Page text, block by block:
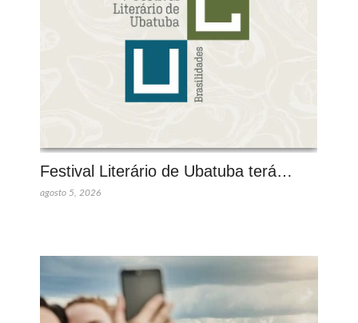
Festival Literário de Ubatuba terá…
agosto 5, 2026